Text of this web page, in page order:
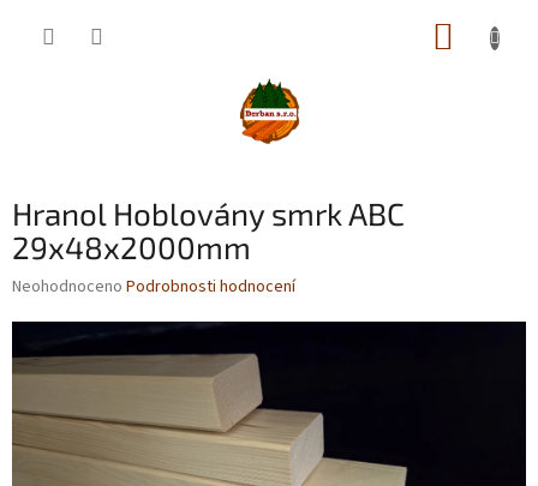
Hranol Hoblovány smrk ABC
29x48x2000mm
Průměrné
je
0,0
hvězdiček.
Neohodnoceno Podrobnosti hodnocení